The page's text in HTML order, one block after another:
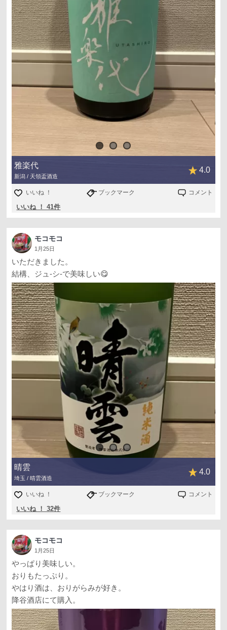
雅楽代
新潟 / 天領盃酒造
4.0
いいね ！ ブックマーク コメント
いいね ！ 41件
モコモコ
1月25日
いただきました。
結構、ジュ-シ-で美味しい😋
晴雲
埼玉 / 晴雲酒造
4.0
いいね ！ ブックマーク コメント
いいね ！ 32件
モコモコ
1月25日
やっぱり美味しい。
おりもたっぷり。
やはり酒は、おりがらみが好き。
降谷酒店にて購入。